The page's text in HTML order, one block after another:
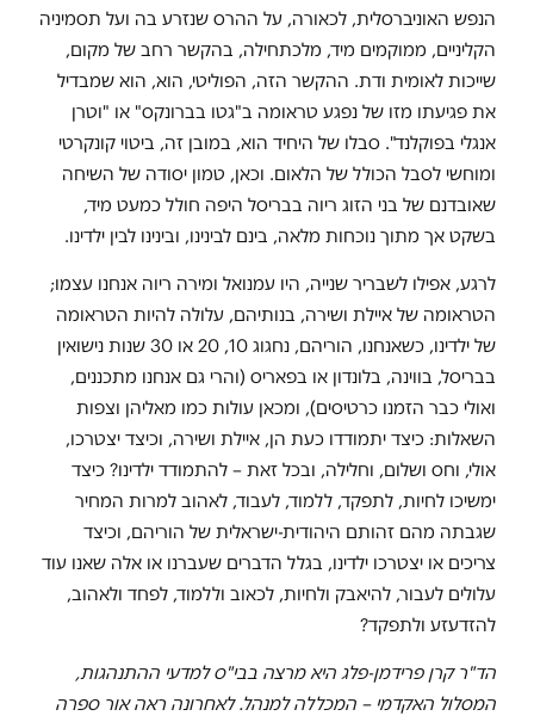
הנפש האוניברסלית, לכאורה, על ההרס שנזרע בה ועל תסמיניה
הקליניים, ממוקמים מיד, מלכתחילה, בהקשר רחב של מקום,
שייכות לאומית ודת. ההקשר הזה, הפוליטי, הוא, הוא שמבדיל
את פגיעתו מזו של נפגע טראומה ב"גטו בברונקס" או "וטרן
אנגלי בפוקלנד". סבלו של היחיד הוא, במובן זה, ביטוי קונקרטי
ומוחשי לסבל הכולל של הלאום. וכאן, טמון יסודה של השיחה
שאובדנם של בני הזוג ריוה בבריסל היפה חולל כמעט מיד,
בשקט אך מתוך נוכחות מלאה, בינם לבינינו, ובינינו לבין ילדינו.
לרגע, אפילו לשבריר שנייה, היו עמנואל ומירה ריוה אנחנו עצמו;
הטראומה של איילת ושירה, בנותיהם, עלולה להיות הטראומה
של ילדינו, כשאנחנו, הוריהם, נחגוג 10, 20 או 30 שנות נישואין
בבריסל, בווינה, בלונדון או בפאריס (והרי גם אנחנו מתכננים,
ואולי כבר הזמנו כרטיסים), ומכאן עולות כמו מאליהן וצפות
השאלות: כיצד יתמודדו כעת הן, איילת ושירה, וכיצד יצטרכו,
אולי, וחס ושלום, וחלילה, ובכל זאת – להתמודד ילדינו? כיצד
ימשיכו לחיות, לתפקד, ללמוד, לעבוד, לאהוב למרות המחיר
שגבתה מהם זהותם היהודית-ישראלית של הוריהם, וכיצד
צריכים או יצטרכו ילדינו, בגלל הדברים שעברנו או אלה שאנו עוד
עלולים לעבור, להיאבק ולחיות, לכאוב וללמוד, לפחד ולאהוב,
להזדעזע ולתפקד?
הד"ר קרן פרידמן-פלג היא מרצה בבי"ס למדעי ההתנהגות,
המסלול האקדמי – המכללה למנהל.לאחרונה ראה אור ספרה